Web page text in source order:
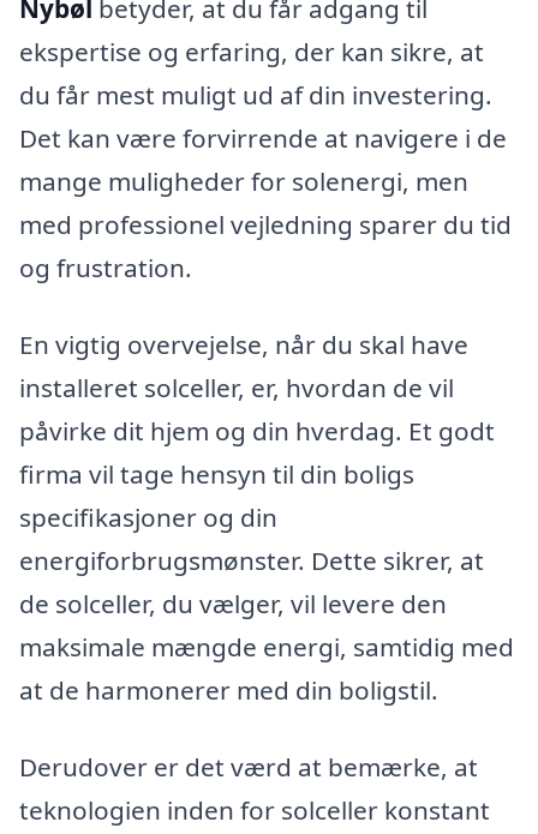
Nybøl betyder, at du får adgang til
ekspertise og erfaring, der kan sikre, at
du får mest muligt ud af din investering.
Det kan være forvirrende at navigere i de
mange muligheder for solenergi, men
med professionel vejledning sparer du tid
og frustration.
En vigtig overvejelse, når du skal have
installeret solceller, er, hvordan de vil
påvirke dit hjem og din hverdag. Et godt
firma vil tage hensyn til din boligs
specifikasjoner og din
energiforbrugsmønster. Dette sikrer, at
de solceller, du vælger, vil levere den
maksimale mængde energi, samtidig med
at de harmonerer med din boligstil.
Derudover er det værd at bemærke, at
teknologien inden for solceller konstant